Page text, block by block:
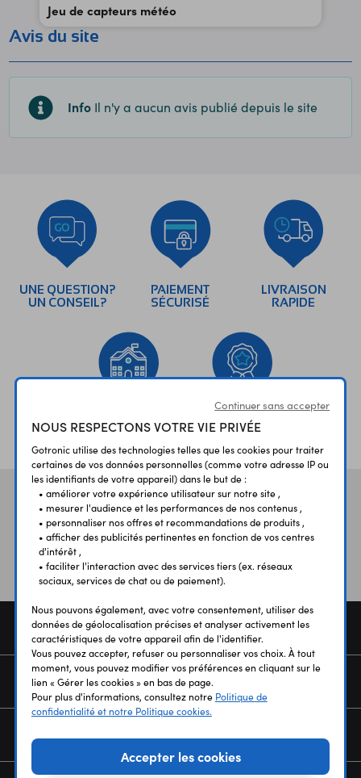
Jeu de capteurs météo
Avis du site
Info Il n'y a aucun avis publié depuis le site
UNE QUESTION?
UN CONSEIL?
PAIEMENT
SÉCURISÉ
LIVRAISON
RAPIDE
ÉTABLISSEMENTS
SCOLAIRES
PLUS 30 ANS
D’EXPERIENCE
Vos aviset témoignages
COMMANDE
SERVICES
NOUS CONNAÎTRE
Continuer sans accepter
NOUS RESPECTONS VOTRE VIE PRIVÉE
Gotronic utilise des technologies telles que les cookies pour traiter
certaines de vos données personnelles (comme votre adresse IP ou
les identifiants de votre appareil) dans le but de :
• améliorer votre expérience utilisateur sur notre site ,
• mesurer l'audience et les performances de nos contenus ,
• personnaliser nos offres et recommandations de produits ,
• afficher des publicités pertinentes en fonction de vos centres
d'intérêt ,
• faciliter l'interaction avec des services tiers (ex. réseaux
sociaux, services de chat ou de paiement).
Nous pouvons également, avec votre consentement, utiliser des
données de géolocalisation précises et analyser activement les
caractéristiques de votre appareil afin de l'identifier.
Vous pouvez accepter, refuser ou personnaliser vos choix. À tout
moment, vous pouvez modifier vos préférences en cliquant sur le
lien « Gérer les cookies » en bas de page.
Pour plus d'informations, consultez notre Politique de
confidentialité et notre Politique cookies.
Accepter les cookies